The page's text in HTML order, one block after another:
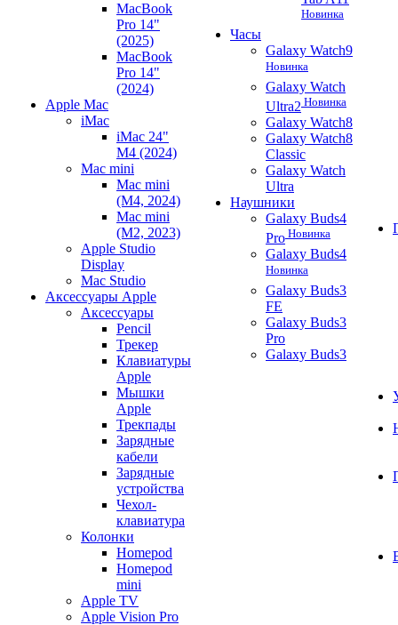
MacBook
Pro 14"
(2025)
MacBook
Pro 14"
(2024)
Apple Mac
iMac
iMac 24"
M4 (2024)
Mac mini
Mac mini
(M4, 2024)
Mac mini
(M2, 2023)
Apple Studio
Display
Mac Studio
Аксессуары Apple
Аксессуары
Pencil
Трекер
Клавиатуры
Apple
Мышки
Apple
Трекпады
Зарядные
кабели
Зарядные
устройства
Чехол-
клавиатура
Колонки
Homepod
Homepod
mini
Apple TV
Apple Vision Pro
Новинка
Часы
Galaxy Watch9
Новинка
Galaxy Watch
Ultra2 Новинка
Galaxy Watch8
Galaxy Watch8
Classic
Galaxy Watch
Ultra
Наушники
Galaxy Buds4
Pro Новинка
Galaxy Buds4
Новинка
Galaxy Buds3
FE
Galaxy Buds3
Pro
Galaxy Buds3